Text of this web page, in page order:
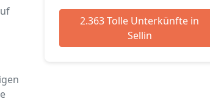
2.363 Tolle Unterkünfte in
Sellin